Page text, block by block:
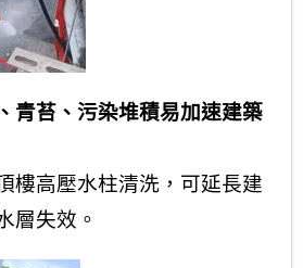
青苔、污染堆積易加速建築
樓高壓水柱清洗，可延長建
層失效。